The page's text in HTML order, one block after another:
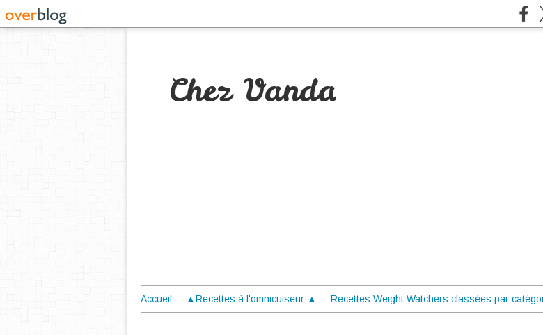
Chez Vanda
Accueil ▲Recettes à l'omnicuiseur ▲ Recettes Weight Watchers classées par